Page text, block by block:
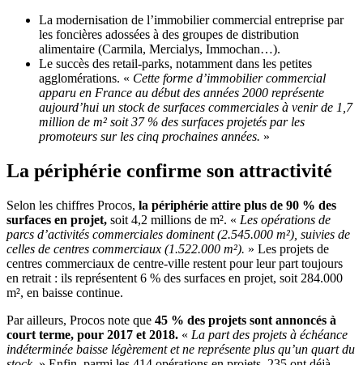
La modernisation de l’immobilier commercial entreprise par
les foncières adossées à des groupes de distribution
alimentaire (Carmila, Mercialys, Immochan…).
Le succès des retail-parks, notamment dans les petites
agglomérations. « Cette forme d’immobilier commercial
apparu en France au début des années 2000 représente
aujourd’hui un stock de surfaces commerciales à venir de 1,7
million de m² soit 37 % des surfaces projetés par les
promoteurs sur les cinq prochaines années. »
La périphérie confirme son attractivité
Selon les chiffres Procos, la périphérie attire plus de 90 % des
surfaces en projet, soit 4,2 millions de m². « Les opérations de
parcs d’activités commerciales dominent (2.545.000 m²), suivies de
celles de centres commerciaux (1.522.000 m²). » Les projets de
centres commerciaux de centre-ville restent pour leur part toujours
en retrait : ils représentent 6 % des surfaces en projet, soit 284.000
m², en baisse continue.
Par ailleurs, Procos note que 45 % des projets sont annoncés à
court terme, pour 2017 et 2018. « La part des projets à échéance
indéterminée baisse légèrement et ne représente plus qu’un quart du